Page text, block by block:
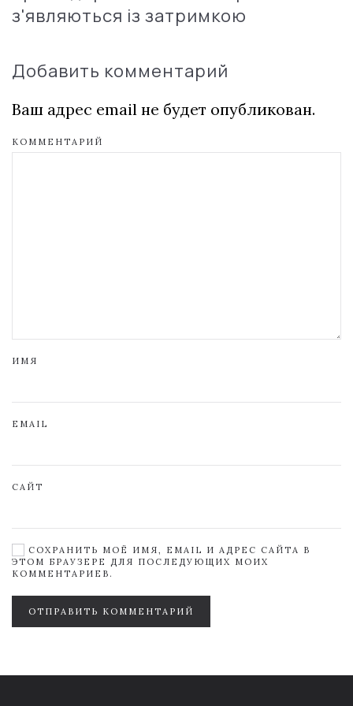
з'являються із затримкою
Добавить комментарий
Ваш адрес email не будет опубликован.
КОММЕНТАРИЙ
ИМЯ
EMAIL
САЙТ
СОХРАНИТЬ МОЁ ИМЯ, EMAIL И АДРЕС САЙТА В
ЭТОМ БРАУЗЕРЕ ДЛЯ ПОСЛЕДУЮЩИХ МОИХ
КОММЕНТАРИЕВ.
ОТПРАВИТЬ КОММЕНТАРИЙ